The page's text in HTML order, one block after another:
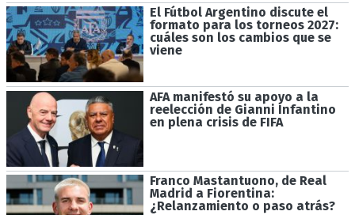
El Fútbol Argentino discute el
formato para los torneos 2027:
cuáles son los cambios que se
viene
AFA manifestó su apoyo a la
reelección de Gianni Infantino
en plena crisis de FIFA
Franco Mastantuono, de Real
Madrid a Fiorentina:
¿Relanzamiento o paso atrás?